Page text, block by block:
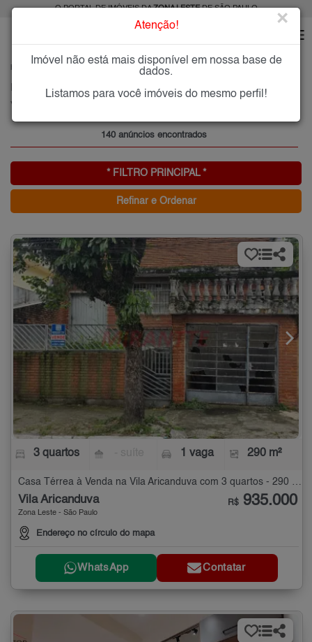
O PORTAL DE IMÓVEIS DAZONA LESTEDE SÃO PAULO
VILA ARICANDUVA
Imóveis à Venda na Vila Aricanduva, Zona Leste de São Paulo
Vila Aricanduva, Zona Leste
140 anúncios encontrados
* FILTRO PRINCIPAL *
Refinar e Ordenar
3 quartos 1 vaga 290 m²
Vila Aricanduva
Zona Leste - São Paulo
Endereço no círculo do mapa
R$ 935.000
WhatsApp Contatar
Atenção! ×
Imóvel não está mais disponível em nossa base de
dados.
Listamos para você imóveis do mesmo perfil!